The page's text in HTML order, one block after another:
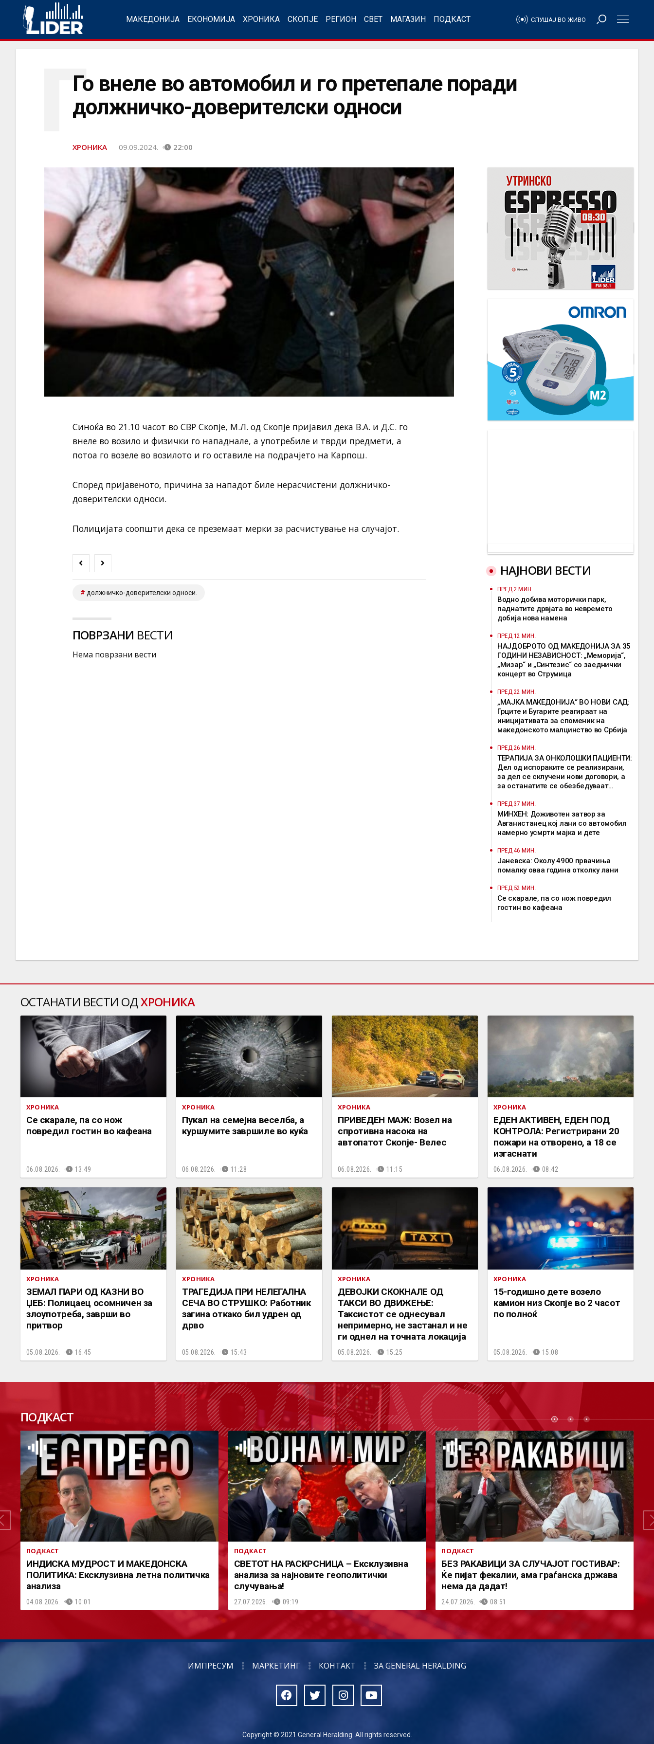
МАКЕДОНИЈА ЕКОНОМИЈА ХРОНИКА СКОПЈЕ РЕГИОН СВЕТ МАГАЗИН ПОДКАСТ СЛУШАЈ ВО ЖИВО
Го внеле во автомобил и го претепале поради
должничко-доверителски односи
Г
ХРОНИКА 09.09.2024. 22:00
Синоќа во 21.10 часот во СВР Скопје, М.Л. од Скопје пријавил дека В.А. и Д.С. го
внеле во возило и физички го нападнале, а употребиле и тврди предмети, а
потоа го возеле во возилото и го оставиле на подрачјето на Карпош.
Според пријавеното, причина за нападот биле нерасчистени должничко-
доверителски односи.
Полицијата соопшти дека се преземаат мерки за расчистување на случајот.
должничко-доверителски односи.
ПОВРЗАНИ ВЕСТИ
Нема поврзани вести
НАЈНОВИ ВЕСТИ
ПРЕД 2 МИН.
Водно добива моторички парк,
паднатите дрвјата во невремето
добија нова намена
ПРЕД 12 МИН.
НАЈДОБРОТО ОД МАКЕДОНИЈА ЗА 35
ГОДИНИ НЕЗАВИСНОСТ: „Меморија“,
„Мизар“ и „Синтезис“ со заеднички
концерт во Струмица
ПРЕД 22 МИН.
„МАЈКА МАКЕДОНИЈА“ ВО НОВИ САД:
Грците и Бугарите реагираат на
иницијативата за споменик на
македонското малцинство во Србија
ПРЕД 26 МИН.
ТЕРАПИЈА ЗА ОНКОЛОШКИ ПАЦИЕНТИ:
Дел од испораките се реализирани,
за дел се склучени нови договори, а
за останатите се обезбедуваат
ПРЕД 37 МИН.
МИНХЕН: Доживотен затвор за
Авганистанец кој лани со автомобил
намерно усмрти мајка и дете
ПРЕД 46 МИН.
Јаневска: Околу 4900 првачиња
помалку оваа година отколку лани
ПРЕД 52 МИН.
Се скарале, па со нож повредил
гостин во кафеана
ОСТАНАТИ ВЕСТИ ОДХРОНИКА
ХРОНИКА
Се скарале, па со нож
повредил гостин во кафеана
06.08.2026. 13:49
ХРОНИКА
Пукал на семејна веселба, а
куршумите завршиле во куќа
06.08.2026. 11:28
ХРОНИКА
ПРИВЕДЕН МАЖ: Возел на
спротивна насока на
автопатот Скопје- Велес
06.08.2026. 11:15
ХРОНИКА
ЕДЕН АКТИВЕН, ЕДЕН ПОД
КОНТРОЛА: Регистрирани 20
пожари на отворено, a 18 се
изгаснати
06.08.2026. 08:42
ХРОНИКА
ЗЕМАЛ ПАРИ ОД КАЗНИ ВО
ЏЕБ: Полицаец осомничен за
злоупотреба, заврши во
притвор
05.08.2026. 16:45
ХРОНИКА
ТРАГЕДИЈА ПРИ НЕЛЕГАЛНА
СЕЧА ВО СТРУШКО: Работник
загина откако бил удрен од
дрво
05.08.2026. 15:43
ХРОНИКА
ДЕВОЈКИ СКОКНАЛЕ ОД
ТАКСИ ВО ДВИЖЕЊЕ:
Таксистот се однесувал
непримерно, не застанал и не
ги однел на точната локација
05.08.2026. 15:25
ХРОНИКА
15-годишно дете возело
камион низ Скопје во 2 часот
по полноќ
05.08.2026. 15:08
ПОДКАСТ ПОДКАСТ
ПОДКАСТ
ИНДИСКА МУДРОСТ И МАКЕДОНСКА
ПОЛИТИКА: Ексклузивна летна политичка
анализа
04.08.2026. 10:01
ПОДКАСТ
СВЕТОТ НА РАСКРСНИЦА – Ексклузивна
анализа за најновите геополитички
случувања!
27.07.2026. 09:19
ПОДКАСТ
БЕЗ РАКАВИЦИ ЗА СЛУЧАЈОТ ГОСТИВАР:
Ќе пијат фекалии, ама граѓанска држава
нема да дадат!
24.07.2026. 08:51
ИМПРЕСУМ МАРКЕТИНГ КОНТАКТ ЗА GENERAL HERALDING
Copyright © 2021 General Heralding. All rights reserved.